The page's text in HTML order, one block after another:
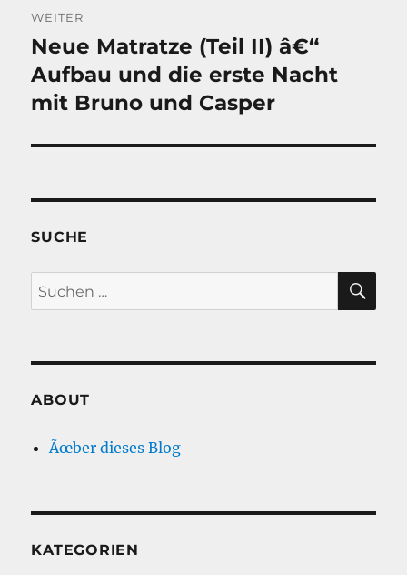
WEITER
Nächster
Beitrag:
Neue Matratze (Teil II) â€“
Aufbau und die erste Nacht
mit Bruno und Casper
SUCHE
Suche
nach:
ABOUT
Ãœber dieses Blog
KATEGORIEN